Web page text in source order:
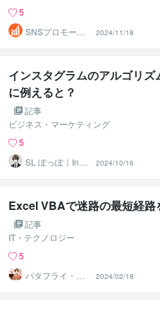
5
SNSプロモーシ
ョン部
2024/11/18
インスタグラムのアルゴリズ
に例えると？
記事
ビジネス・マーケティング
5
SL ぽっぽ｜Insta
gram運用代行
2024/10/16
Excel VBAで迷路の最短経路
記事
IT・テクノロジー
5
バタフライ・栗
2024/02/18